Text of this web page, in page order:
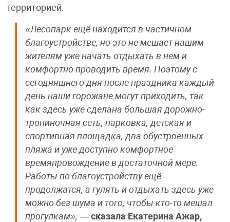
территорией.
«Лесопарк ещё находится в частичном
благоустройстве, но это не мешает нашим
жителям уже начать отдыхать в нем и
комфортно проводить время. Поэтому с
сегодняшнего дня после праздника каждый
день наши горожане могут приходить, так
как здесь уже сделана большая дорожно-
тропиночная сеть, парковка, детская и
спортивная площадка, два обустроенных
пляжа и уже доступно комфортное
времяпровождение в достаточной мере.
Работы по благоустройству ещё
продолжатся, а гулять и отдыхать здесь уже
можно без шума и того, чтобы кто-то мешал
прогулкам», — сказала Екатерина Ажар,